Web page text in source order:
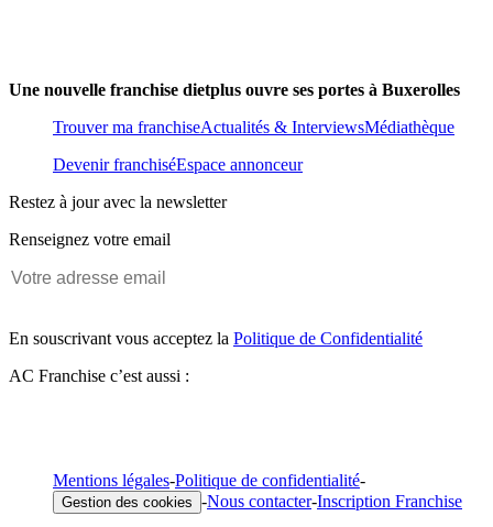
Une nouvelle franchise dietplus ouvre ses portes à Buxerolles
Trouver ma franchiseActualités & InterviewsMédiathèque
Devenir franchiséEspace annonceur
Restez à jour avec la newsletter
Renseignez votre email
En souscrivant vous acceptez la Politique de Confidentialité
AC Franchise c’est aussi :
Mentions légales-Politique de confidentialité-
Gestion des cookies -Nous contacter-Inscription Franchise